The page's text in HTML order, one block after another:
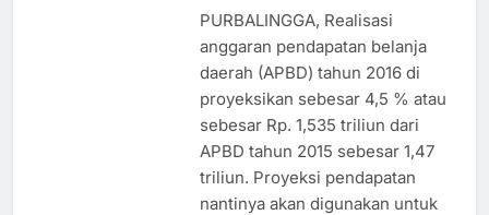
PURBALINGGA, Realisasi
anggaran pendapatan belanja
daerah (APBD) tahun 2016 di
proyeksikan sebesar 4,5 % atau
sebesar Rp. 1,535 triliun dari
APBD tahun 2015 sebesar 1,47
triliun. Proyeksi pendapatan
nantinya akan digunakan untuk